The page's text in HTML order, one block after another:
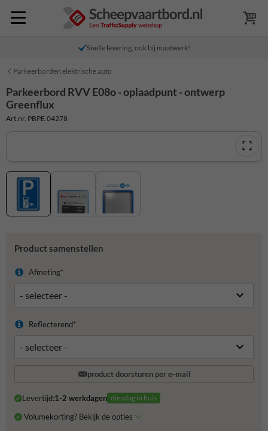
Snelle levering, ook bij maatwerk!
Parkeerborden elektrische auto
Parkeerbord RVV E08o - oplaadpunt - ontwerp
Greenflux
Art.nr. PBPE.04278
Product samenstellen
Afmeting*
Reflecterend*
product doorsturen per e-mail
Levertijd:1-2 werkdagen dinsdag in huis
Volumekorting? Bekijk de opties